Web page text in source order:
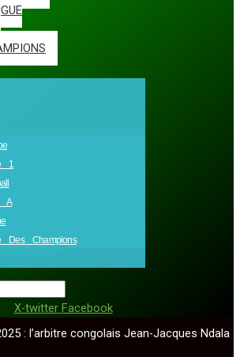
1
A
Des Champions
X-twitter Facebook
: l’arbitre congolais Jean-Jacques Ndala